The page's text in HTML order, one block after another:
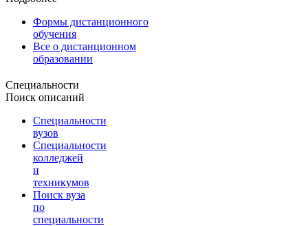
Формы дистанционного
обучения
Все о дистанционном
образовании
Специальности
Поиск описаний
Специальности
вузов
Специальности
колледжей
и
техникумов
Поиск вуза
по
специальности